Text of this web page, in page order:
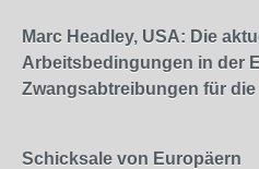
Marc Headley, USA: Die
Arbeitsbedingungen in der
Zwangsabtreibungen für
Schicksale von Europäern